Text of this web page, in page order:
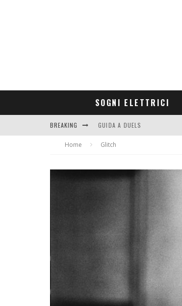
SOGNI ELETTRICI
BREAKING GUIDA A DUELS
CONTRIBUTORS
Home Glitch